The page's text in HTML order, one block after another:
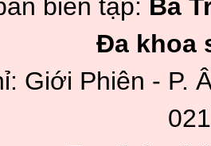
biên tập: Bà
Đa khoa
Giới Phiên - P.